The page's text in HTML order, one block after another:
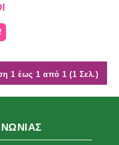
1 έως 1 από 1 (1 Σελ.)